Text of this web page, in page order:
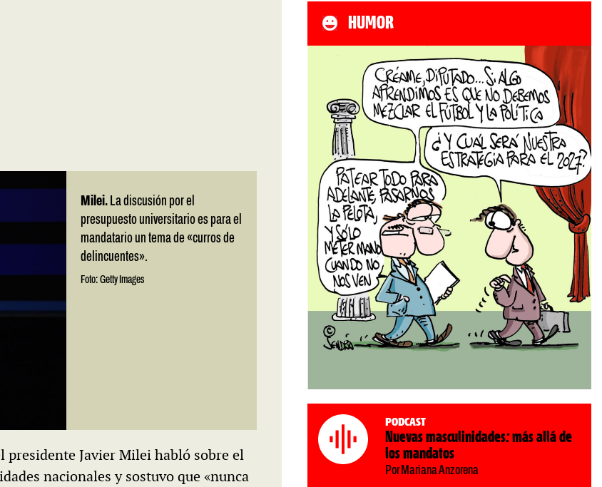
Milei.La discusión por el
presupuesto universitario es para el
mandatario un tema de «curros de
delincuentes».
Foto: Getty Images
presidente Javier Milei habló sobre el
nacionales y sostuvo que «nunca
HUMOR
Podcast
Nuevas masculinidades: más allá de
los mandatos
Por Mariana Anzorena